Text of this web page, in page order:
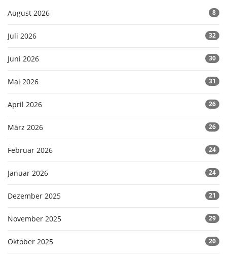
August 2026 8
Juli 2026 32
Juni 2026 30
Mai 2026 31
April 2026 26
März 2026 26
Februar 2026 24
Januar 2026 24
Dezember 2025 21
November 2025 29
Oktober 2025 20